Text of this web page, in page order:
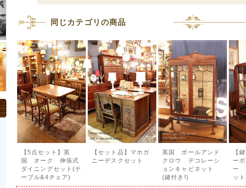
同じカテゴリの商品
【5点セット】英
国 オーク 伸張式
ダイニングセット(テ
ーブル&4チェア)
【セット品】マホガ
ニーデスクセット
英国 ボールアンド
クロウ デコレーシ
ョンキャビネット
(鍵付き!)
【
ー
ー
ット